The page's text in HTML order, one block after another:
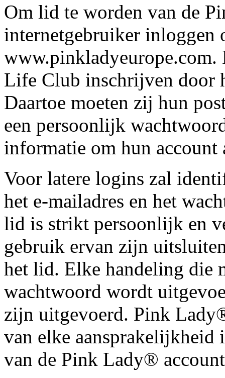
Om lid te worden van de
internetgebruiker inloggen
Life Club inschrijven door
Daartoe moeten zij hun
een persoonlijk
informatie om hun account
Voor latere logins zal
het e-mailadres en het
lid is strikt persoonlijk en
gebruik ervan zijn
het lid. Elke handeling die
wachtwoord wordt
zijn uitgevoerd. Pink
van elke aansprakelijkheid
van de Pink Lady®